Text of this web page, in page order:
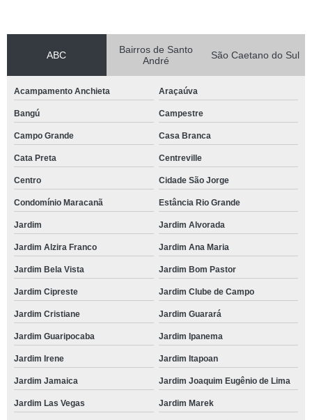
ABC
Bairros de Santo
André
São Caetano do Sul
Acampamento Anchieta Araçaúva
Bangú Campestre
Campo Grande Casa Branca
Cata Preta Centreville
Centro Cidade São Jorge
Condomínio Maracanã Estância Rio Grande
Jardim Jardim Alvorada
Jardim Alzira Franco Jardim Ana Maria
Jardim Bela Vista Jardim Bom Pastor
Jardim Cipreste Jardim Clube de Campo
Jardim Cristiane Jardim Guarará
Jardim Guaripocaba Jardim Ipanema
Jardim Irene Jardim Itapoan
Jardim Jamaica Jardim Joaquim Eugênio de Lima
Jardim Las Vegas Jardim Marek